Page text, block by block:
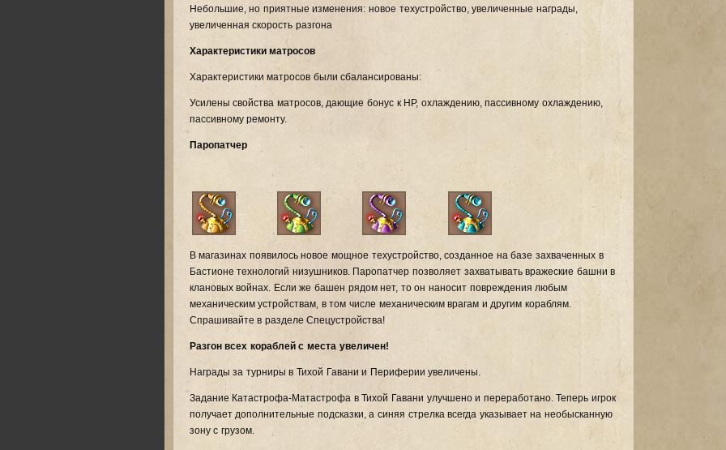
Небольшие, но приятные изменения: новое техустройство, увеличенные награды,
увеличенная скорость разгона
Характеристики матросов
Характеристики матросов были сбалансированы:
Усилены свойства матросов, дающие бонус к HP, охлаждению, пассивному охлаждению,
пассивному ремонту.
Паропатчер
В магазинах появилось новое мощное техустройство, созданное на базе захваченных в
Бастионе технологий низушников. Паропатчер позволяет захватывать вражеские башни в
клановых войнах. Если же башен рядом нет, то он наносит повреждения любым
механическим устройствам, в том числе механическим врагам и другим кораблям.
Спрашивайте в разделе Спецустройства!
Разгон всех кораблей с места увеличен!
Награды за турниры в Тихой Гавани и Периферии увеличены.
Задание Катастрофа-Матастрофа в Тихой Гавани улучшено и переработано. Теперь игрок
получает дополнительные подсказки, а синяя стрелка всегда указывает на необысканную
зону с грузом.